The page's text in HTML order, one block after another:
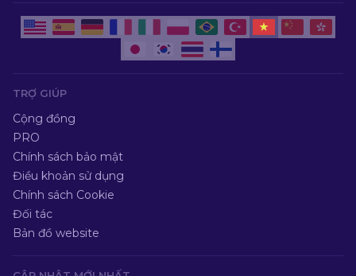
TRỢ GIÚP
Cộng đồng
PRO
Chính sách bảo mật
Điều khoản sử dụng
Chính sách Cookie
Đối tác
Bản đồ website